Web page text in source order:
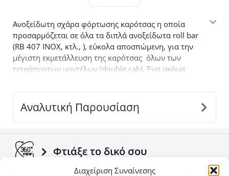
Διαχείριση Συναίνεσης
Ανοξείδωτη σχάρα φόρτωσης καρότσας η οποία
προσαρμόζεται σε όλα τα διπλά ανοξείδωτα roll bar
(RB 407 INOX, κτλ., ), εύκολα αποσπώμενη, για την
μέγιστη εκμετάλλευση της καρότσας όλων των
τετράπορτων μοντέλων (double cab). Ένα ακόμα
Tessera4x4.
Αναλυτική Παρουσίαση
Φτιάξε το δικό σου